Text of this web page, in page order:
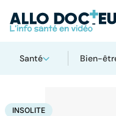
Santé Bien-
AccueilSanté
INSOLITE